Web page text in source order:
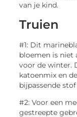
van je kind.
Truien
#1: Dit
bloemen is niet
voor de winter.
katoenmix en
bijpassende
#2: Voor een
gestreepte